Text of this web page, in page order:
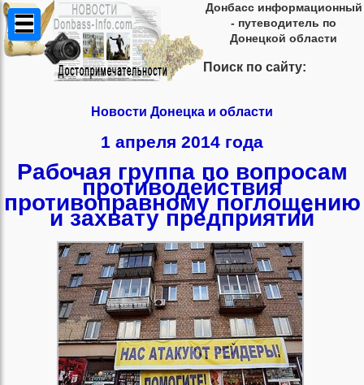
Донбасс информационный
- путеводитель по
Донецкой области
Поиск по сайту:
Новости Донецка и области
1 апреля 2014 года
Рабочая группа по вопросам
противодействия
противоправному поглощению
и захвату предприятий